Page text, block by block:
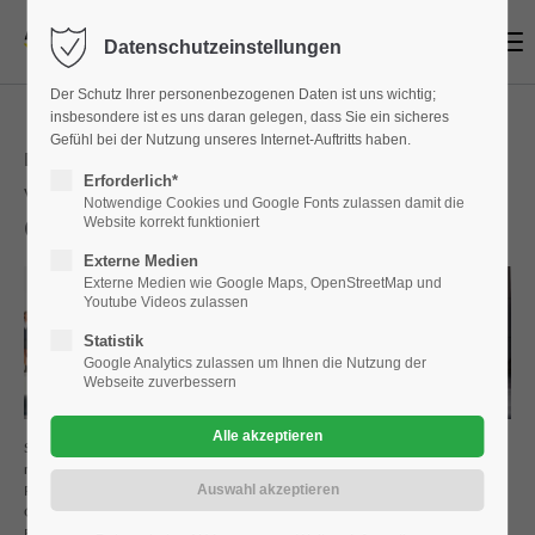
Login
Benutzername
Anmelden
Register|Lost your password?
Support
volution!
OPEL ZAFIRA LIFE-E
Stromverbrauch in kWh/100km gemäß WLTP* kombiniert: Opel Zafira-e Life
mit 50-kWh-Batterie: 26,1 - 21,7 kWh/100 km, CO2-Emission 0 g/km,
Reichweite: 196 - 238 km*, Ladezeit ca. 4 h 45 min (ca. 11 kW, 3-phasig);
Opel Zafira-e Life mit 75-kWh-Batterie: 27,3 - 24,4 kWh/100 km, CO2-
Datenschutzeinstellungen
Der Schutz Ihrer personenbezogenen Daten ist uns wichtig;
insbesondere ist es uns daran gelegen, dass Sie ein sicheres
Gefühl bei der Nutzung unseres Internet-Auftritts haben.
Erforderlich*
Notwendige Cookies und Google Fonts zulassen damit die
Website korrekt funktioniert
Externe Medien
Externe Medien wie Google Maps, OpenStreetMap und
Youtube Videos zulassen
Statistik
Google Analytics zulassen um Ihnen die Nutzung der
Webseite zuverbessern